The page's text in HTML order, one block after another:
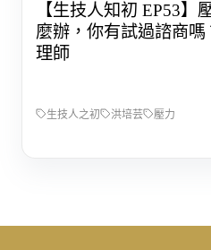
【生技人知初 EP53】
麼辦，你有試過諮商嗎
理師
生技人之初 洪培芸 壓力